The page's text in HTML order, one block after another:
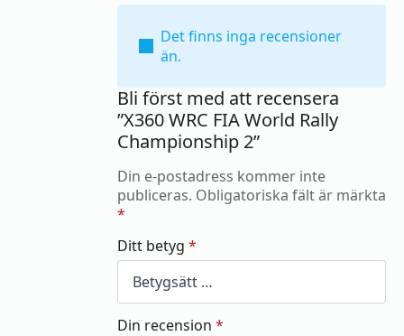
Det finns inga recensioner
än.
Bli först med att recensera
”X360 WRC FIA World Rally
Championship 2”
Din e-postadress kommer inte
publiceras. Obligatoriska fält är märkta
*
Ditt betyg *
Din recension *